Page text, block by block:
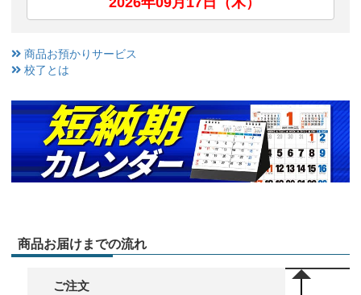
商品お預かりサービス
校了とは
商品お届けまでの流れ
ご注文